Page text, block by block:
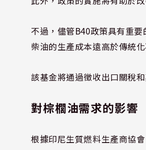
不過，儘管B40政策具有重
柴油的生產成本遠高於傳統
該基金將通過徵收出口關稅
對棕櫚油需求的影響
根據印尼生質燃料生產商協